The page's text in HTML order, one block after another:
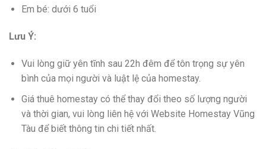
Em bé: dưới 6 tuổi
Lưu Ý:
Vui lòng giữ yên tĩnh sau 22h đêm để tôn trọng sự yên
bình của mọi người và luật lệ của homestay.
Giá thuê homestay có thể thay đổi theo số lượng người
và thời gian, vui lòng liên hệ với Website Homestay Vũng
Tàu để biết thông tin chi tiết nhất.